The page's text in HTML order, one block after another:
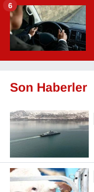
6
Son Haberler